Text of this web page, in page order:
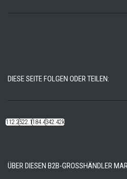
DIESE SEITE FOLGEN ODER TEILEN:
112.22k522.14k184.48k342.42k
ÜBER DIESEN B2B-GROSSHÄNDLER